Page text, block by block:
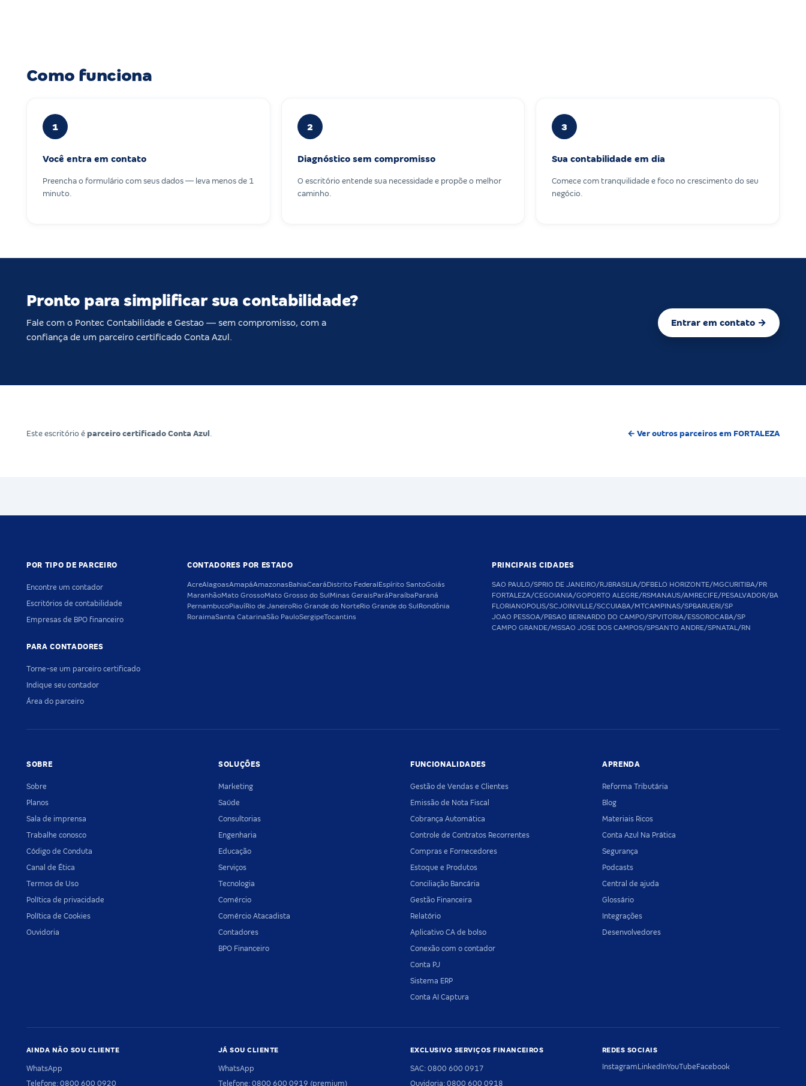
Como funciona
1
Você entra em contato
Preencha o formulário com seus dados — leva menos de 1
minuto.
2
Diagnóstico sem compromisso
O escritório entende sua necessidade e propõe o melhor
caminho.
3
Sua contabilidade em dia
Comece com tranquilidade e foco no crescimento do seu
negócio.
Pronto para simplificar sua contabilidade?
Fale com o Pontec Contabilidade e Gestao — sem compromisso, com a
confiança de um parceiro certificado Conta Azul.
Entrar em contato →
Este escritório é parceiro certificado Conta Azul . ← Ver outros parceiros em FORTALEZA
POR TIPO DE PARCEIRO
Encontre um contador
Escritórios de contabilidade
Empresas de BPO financeiro
PARA CONTADORES
Torne-se um parceiro certificado
Indique seu contador
Área do parceiro
CONTADORES POR ESTADO
AcreAlagoasAmapáAmazonasBahiaCearáDistrito FederalEspírito SantoGoiás
MaranhãoMato GrossoMato Grosso do SulMinas GeraisParáParaíbaParaná
PernambucoPiauíRio de JaneiroRio Grande do NorteRio Grande do SulRondônia
RoraimaSanta CatarinaSão PauloSergipeTocantins
PRINCIPAIS CIDADES
SAO PAULO/SPRIO DE JANEIRO/RJBRASILIA/DFBELO HORIZONTE/MGCURITIBA/PR
FORTALEZA/CEGOIANIA/GOPORTO ALEGRE/RSMANAUS/AMRECIFE/PESALVADOR/BA
FLORIANOPOLIS/SCJOINVILLE/SCCUIABA/MTCAMPINAS/SPBARUERI/SP
JOAO PESSOA/PBSAO BERNARDO DO CAMPO/SPVITORIA/ESSOROCABA/SP
CAMPO GRANDE/MSSAO JOSE DOS CAMPOS/SPSANTO ANDRE/SPNATAL/RN
SOBRE
Sobre
Planos
Sala de imprensa
Trabalhe conosco
Código de Conduta
Canal de Ética
Termos de Uso
Política de privacidade
Política de Cookies
Ouvidoria
SOLUÇÕES
Marketing
Saúde
Consultorias
Engenharia
Educação
Serviços
Tecnologia
Comércio
Comércio Atacadista
Contadores
BPO Financeiro
FUNCIONALIDADES
Gestão de Vendas e Clientes
Emissão de Nota Fiscal
Cobrança Automática
Controle de Contratos Recorrentes
Compras e Fornecedores
Estoque e Produtos
Conciliação Bancária
Gestão Financeira
Relatório
Aplicativo CA de bolso
Conexão com o contador
Conta PJ
Sistema ERP
Conta AI Captura
APRENDA
Reforma Tributária
Blog
Materiais Ricos
Conta Azul Na Prática
Segurança
Podcasts
Central de ajuda
Glossário
Integrações
Desenvolvedores
AINDA NÃO SOU CLIENTE
WhatsApp
Telefone: 0800 600 0920
JÁ SOU CLIENTE
WhatsApp
Telefone: 0800 600 0919 (premium)
EXCLUSIVO SERVIÇOS FINANCEIROS
SAC: 0800 600 0917
Ouvidoria: 0800 600 0918
REDES SOCIAIS
InstagramLinkedInYouTubeFacebook